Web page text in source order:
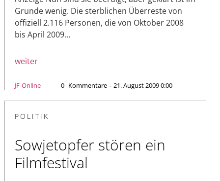
Grunde wenig. Die sterblichen Überreste von
offiziell 2.116 Personen, die von Oktober 2008
bis April 2009…
weiter
JF-Online 0 Kommentare – 21. August 2009 0:00
POLITIK
Sowjetopfer stören ein
Filmfestival